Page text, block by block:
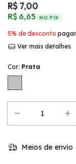
R$ 7,00
R$ 6,65 NO PIX
5% de desconto
Ver mais detalhes
Cor: Prata
Meios de envio